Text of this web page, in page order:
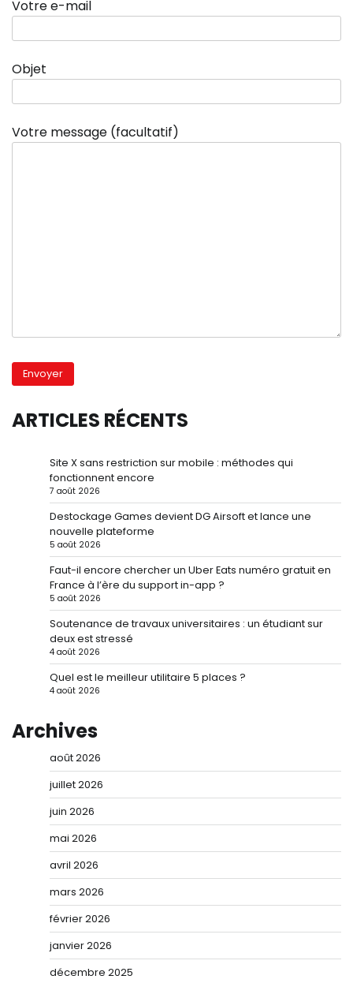
Votre e-mail
Objet
Votre message (facultatif)
ARTICLES RÉCENTS
Site X sans restriction sur mobile : méthodes qui
fonctionnent encore
7 août 2026
Destockage Games devient DG Airsoft et lance une
nouvelle plateforme
5 août 2026
Faut-il encore chercher un Uber Eats numéro gratuit en
France à l’ère du support in-app ?
5 août 2026
Soutenance de travaux universitaires : un étudiant sur
deux est stressé
4 août 2026
Quel est le meilleur utilitaire 5 places ?
4 août 2026
Archives
août 2026
juillet 2026
juin 2026
mai 2026
avril 2026
mars 2026
février 2026
janvier 2026
décembre 2025